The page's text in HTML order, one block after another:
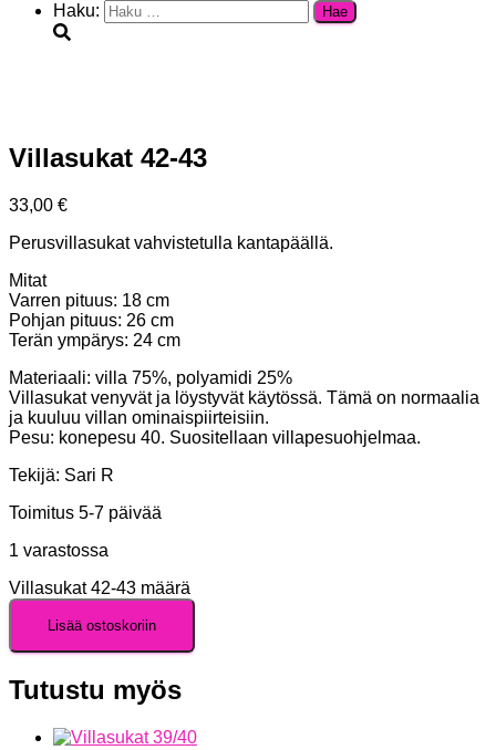
Haku:
Villasukat 42-43
33,00 €
Perusvillasukat vahvistetulla kantapäällä.
Mitat
Varren pituus: 18 cm
Pohjan pituus: 26 cm
Terän ympärys: 24 cm
Materiaali: villa 75%, polyamidi 25%
Villasukat venyvät ja löystyvät käytössä. Tämä on normaalia
ja kuuluu villan ominaispiirteisiin.
Pesu: konepesu 40. Suositellaan villapesuohjelmaa.
Tekijä: Sari R
Toimitus 5-7 päivää
1 varastossa
Villasukat 42-43 määrä
Lisää ostoskoriin
Tutustu myös